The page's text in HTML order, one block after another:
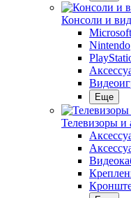
Консоли и
Nintendo
Еще
Телевизоры и